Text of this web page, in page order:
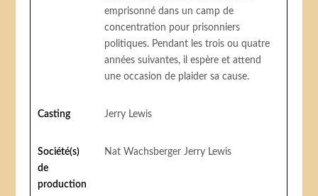
emprisonné dans un camp de
concentration pour prisonniers
politiques. Pendant les trois ou quatre
années suivantes, il espère et attend
une occasion de plaider sa cause.
Casting Jerry Lewis
Société(s)
de
production
Nat Wachsberger Jerry Lewis